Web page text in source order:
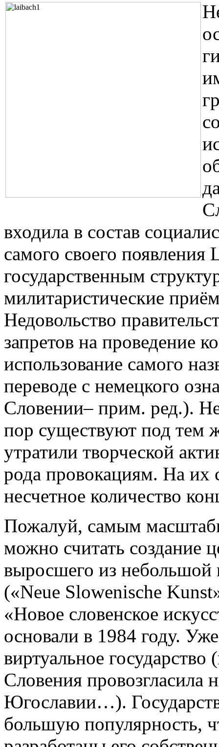
входила в состав
самого своего
государственным
милитаристические
Недовольство
запретов на проведение
использование самого
переводе с немецкого
Словении– прим. ред.).
пор существуют под тем
утратили творческой
рода провокациям. На их
несчетное количество
Пожалуй, самым
можно считать создание
выросшего из небольшой
(«Neue Slowenische
«Новое словенское
основали в 1984 году.
виртуальное государство
Словения провозгласила
Югославии…).
большую популярность,